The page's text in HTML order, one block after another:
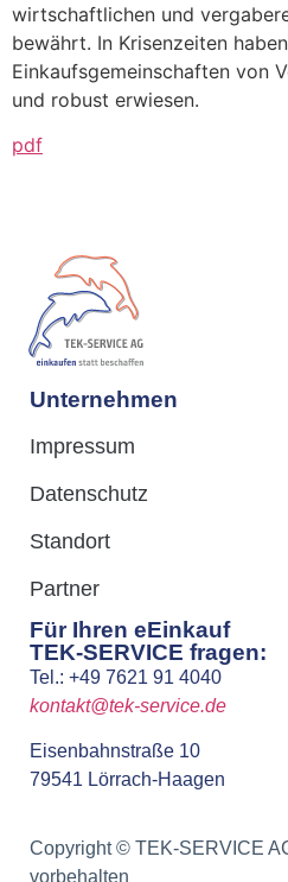
wirtschaftlichen und
bewährt. In Krisenzeiten
Einkaufsgemeinschaften von
und robust erwiesen.
pdf
Unternehmen
Impressum
Datenschutz
Standort
Partner
Für Ihren eEinkauf
TEK-SERVICE fragen:
Tel.: +49 7621 91 4040
kontakt@tek-service.de
Eisenbahnstraße 10
79541 Lörrach-Haagen
Copyright © TEK-SERVICE
vorbehalten